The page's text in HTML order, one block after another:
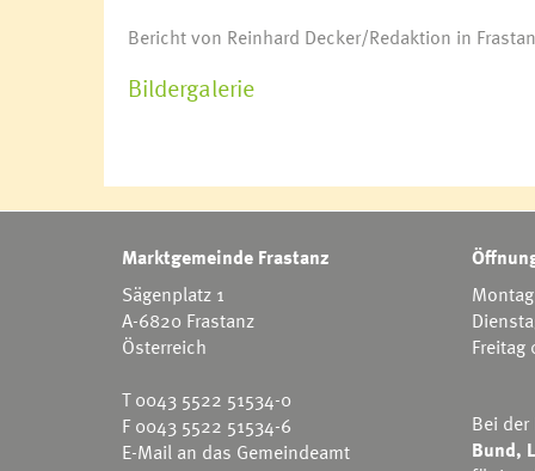
Bericht von Reinhard Decker/Redaktion in
Bildergalerie
Marktgemeinde Frastanz
Sägenplatz 1
A-6820 Frastanz
Österreich
T0043 5522 51534-0
F 0043 5522 51534-6
E-Mail an das Gemeindeamt
Freitag
Bei
Bund,